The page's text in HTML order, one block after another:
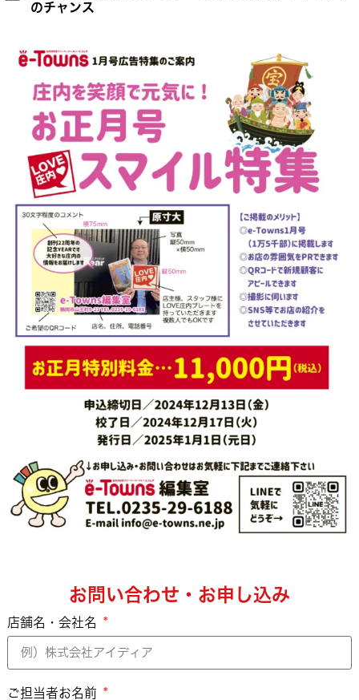
のチャンス
お問い合わせ・お申し込み
店舗名・会社名
ご担当者お名前